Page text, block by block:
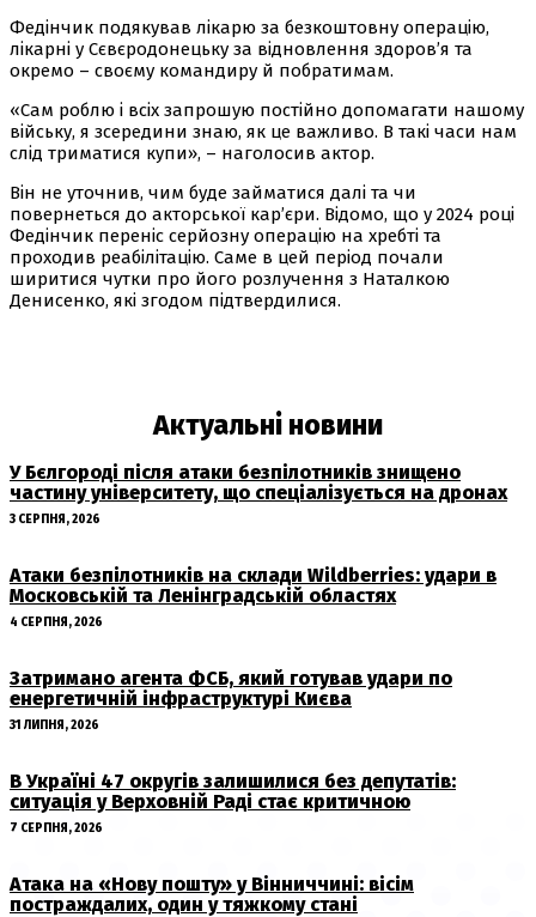
Федінчик подякував лікарю за безкоштовну операцію,
лікарні у Сєвєродонецьку за відновлення здоров’я та
окремо – своєму командиру й побратимам.
«Сам роблю і всіх запрошую постійно допомагати нашому
війську, я зсередини знаю, як це важливо. В такі часи нам
слід триматися купи», – наголосив актор.
Він не уточнив, чим буде займатися далі та чи
повернеться до акторської кар’єри. Відомо, що у 2024 році
Федінчик переніс серйозну операцію на хребті та
проходив реабілітацію. Саме в цей період почали
ширитися чутки про його розлучення з Наталкою
Денисенко, які згодом підтвердилися.
Актуальні новини
У Бєлгороді після атаки безпілотників знищено
частину університету, що спеціалізується на дронах
3 СЕРПНЯ, 2026
Атаки безпілотників на склади Wildberries: удари в
Московській та Ленінградській областях
4 СЕРПНЯ, 2026
Затримано агента ФСБ, який готував удари по
енергетичній інфраструктурі Києва
31 ЛИПНЯ, 2026
В Україні 47 округів залишилися без депутатів:
ситуація у Верховній Раді стає критичною
7 СЕРПНЯ, 2026
Атака на «Нову пошту» у Вінниччині: вісім
постраждалих, один у тяжкому стані